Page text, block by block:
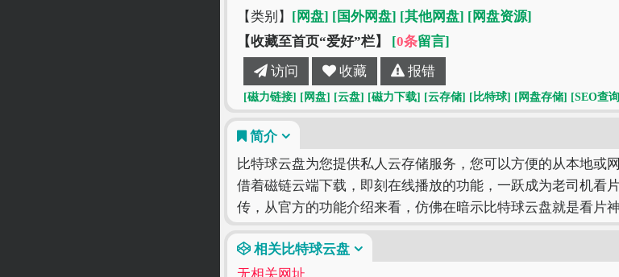
【类别】 [网盘] [国外网盘] [其他网盘] [网盘资源]
【收藏至首页“爱好”栏】
[0条留言]
访问 收藏 报错
[磁力链接] [网盘] [云盘] [磁力下载] [云存储] [比特球] [网盘存储] [SEO查
简介
比特球云盘为您提供私人云存储服务，您可以方便的从本地
借着磁链云端下载，即刻在线播放的功能，一跃成为老司机看
传，从官方的功能介绍来看，仿佛在暗示比特球云盘就是看片
相关比特球云盘